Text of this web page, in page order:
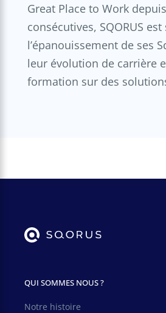
Great Place to Work
consécutives, SQORUS
l’épanouissement de ses
leur évolution de carrière
formation sur des
QUI SOMMES NOUS ?
Notre histoire